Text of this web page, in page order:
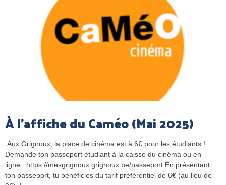
À l’affiche du Caméo (Mai 2025)
Aux Grignoux, la place de cinéma est à 6€ pour les étudiants !
Demande ton passeport étudiant à la caisse du cinéma ou en
ligne : https://mesgrignoux.grignoux.be/passeport En présentant
ton passeport, tu bénéficies du tarif préférentiel de 6€ (au lieu de